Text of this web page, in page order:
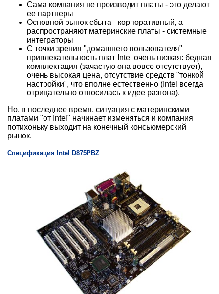
Сама компания не производит платы - это делают
ее партнеры
Основной рынок сбыта - корпоративный, а
распространяют материнские платы - системные
интеграторы
С точки зрения "домашнего пользователя"
привлекательность плат Intel очень низкая: бедная
комплектация (зачастую она вовсе отсутствует),
очень высокая цена, отсутствие средств "тонкой
настройки", что вполне естественно (Intel всегда
отрицательно относилась к идее разгона).
Но, в последнее время, ситуация с материнскими
платами "от Intel" начинает изменяться и компания
потихоньку выходит на конечный консьюмерский
рынок.
Спецификация Intel D875PBZ